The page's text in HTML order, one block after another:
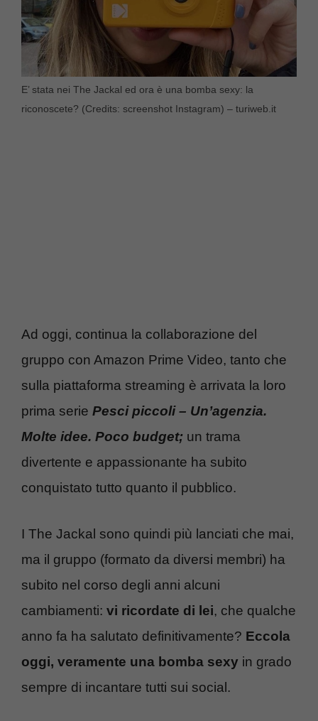
E’ stata nei The Jackal ed ora è una bomba sexy: la
riconoscete? (Credits: screenshot Instagram) – turiweb.it
Ad oggi, continua la collaborazione del
gruppo con Amazon Prime Video, tanto che
sulla piattaforma streaming è arrivata la loro
prima serie Pesci piccoli – Un’agenzia.
Molte idee. Poco budget; un trama
divertente e appassionante ha subito
conquistato tutto quanto il pubblico.
I The Jackal sono quindi più lanciati che mai,
ma il gruppo (formato da diversi membri) ha
subito nel corso degli anni alcuni
cambiamenti: vi ricordate di lei, che qualche
anno fa ha salutato definitivamente? Eccola
oggi, veramente una bomba sexy in grado
sempre di incantare tutti sui social.